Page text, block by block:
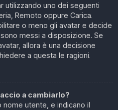
utilizzando uno dei seguenti
Remoto oppure Carica.
o meno gli avatar e decide
messi a disposizione. Se
allora è una decisione
a questa le ragioni.
a cambiarlo?
utente, e indicano il